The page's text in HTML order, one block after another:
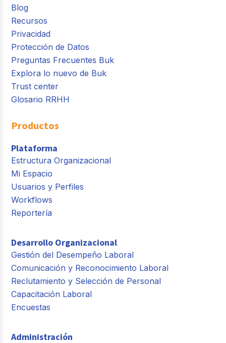
Blog
Recursos
Privacidad
Protección de Datos
Preguntas Frecuentes Buk
Explora lo nuevo de Buk
Trust center
Glosario RRHH
Productos
Plataforma
Estructura Organizacional
Mi Espacio
Usuarios y Perfiles
Workflows
Reportería
Desarrollo Organizacional
Gestión del Desempeño Laboral
Comunicación y Reconocimiento Laboral
Reclutamiento y Selección de Personal
Capacitación Laboral
Encuestas
Administración